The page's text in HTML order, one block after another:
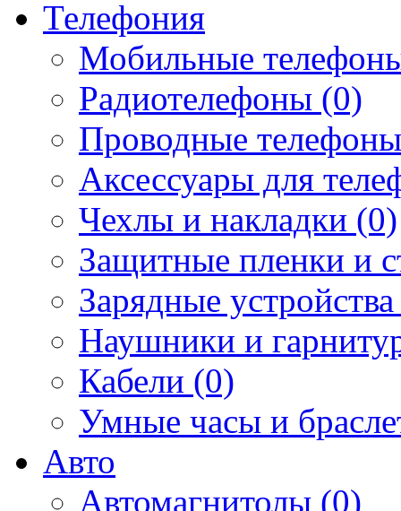
Телефония
Мобильные
Радиотелефоны (0)
Проводные
Аксессуары для
Чехлы и накладки (0)
Защитные пленки и
Зарядные
Наушники и
Кабели (0)
Умные часы и
Авто
Автомагнитолы (0)